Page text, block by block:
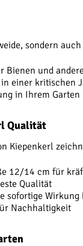
sondern
Bienen und
einer kritischen
in Ihrem Garten
Qualität
Kiepenkerl
12/14 cm für
Qualität
sofortige Wirkung
Nachhaltigkeit